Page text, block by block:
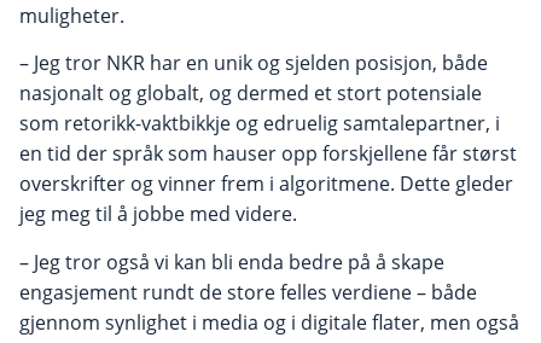
muligheter.
– Jeg tror NKR har en unik og sjelden posisjon, både
nasjonalt og globalt, og dermed et stort potensiale
som retorikk-vaktbikkje og edruelig samtalepartner, i
en tid der språk som hauser opp forskjellene får størst
overskrifter og vinner frem i algoritmene. Dette gleder
jeg meg til å jobbe med videre.
– Jeg tror også vi kan bli enda bedre på å skape
engasjement rundt de store felles verdiene – både
gjennom synlighet i media og i digitale flater, men også